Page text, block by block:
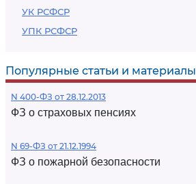
УК РСФСР
УПК РСФСР
Популярные статьи и материалы
N 400-ФЗ от 28.12.2013
ФЗ о страховых пенсиях
N 69-ФЗ от 21.12.1994
ФЗ о пожарной безопасности